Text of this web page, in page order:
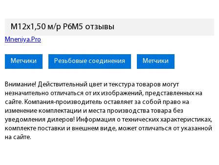
М12х1,50 м/р Р6М5 отзывы
Mneniya.Pro
Метчики Резьбовые соединения Метчики
Внимание! Действительный цвет и текстура товаров могут
незначительно отличаться от их изображений, представленных на
сайте. Компания-производитель оставляет за собой право на
изменение комплектации и места производства товара без
уведомления дилеров! Информация о технических характеристиках,
комплекте поставки и внешнем виде, может отличаться от указанной
на сайте.